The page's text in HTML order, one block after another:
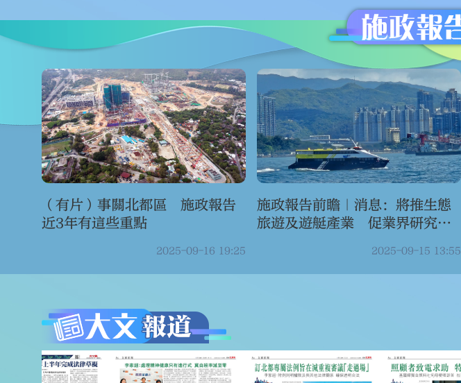
（有片）事關北都區 施政報告
近3年有這些重點
2025-09-16 19:25
施政報告前瞻｜消息：將推生態
旅遊及遊艇產業 促業界研究
2025-09-15 13:55